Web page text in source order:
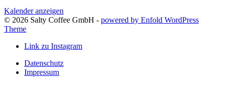
Kalender anzeigen
© 2026 Salty Coffee GmbH - powered by Enfold WordPress
Theme
Link zu Instagram
Datenschutz
Impressum